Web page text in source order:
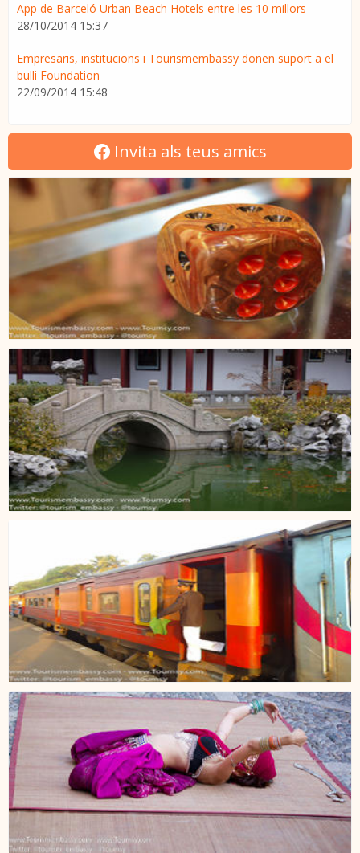
App de Barceló Urban Beach Hotels entre les 10 millors
28/10/2014 15:37
Empresaris, institucions i Tourismembassy donen suport a el
bulli Foundation
22/09/2014 15:48
Invita als teus amics